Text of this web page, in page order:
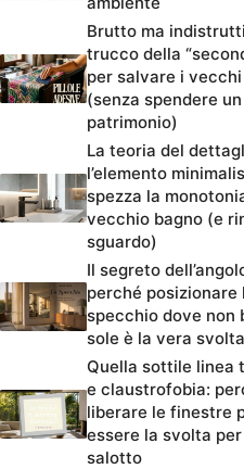
Brutto ma
trucco della
per salvare i
(senza spendere un
patrimonio)
La teoria del
l’elemento
spezza la
vecchio bagno (e
sguardo)
Il segreto
perché posizionare
specchio dove non
sole è la vera
Quella sottile linea
e claustrofobia:
liberare le finestre
essere la svolta
salotto